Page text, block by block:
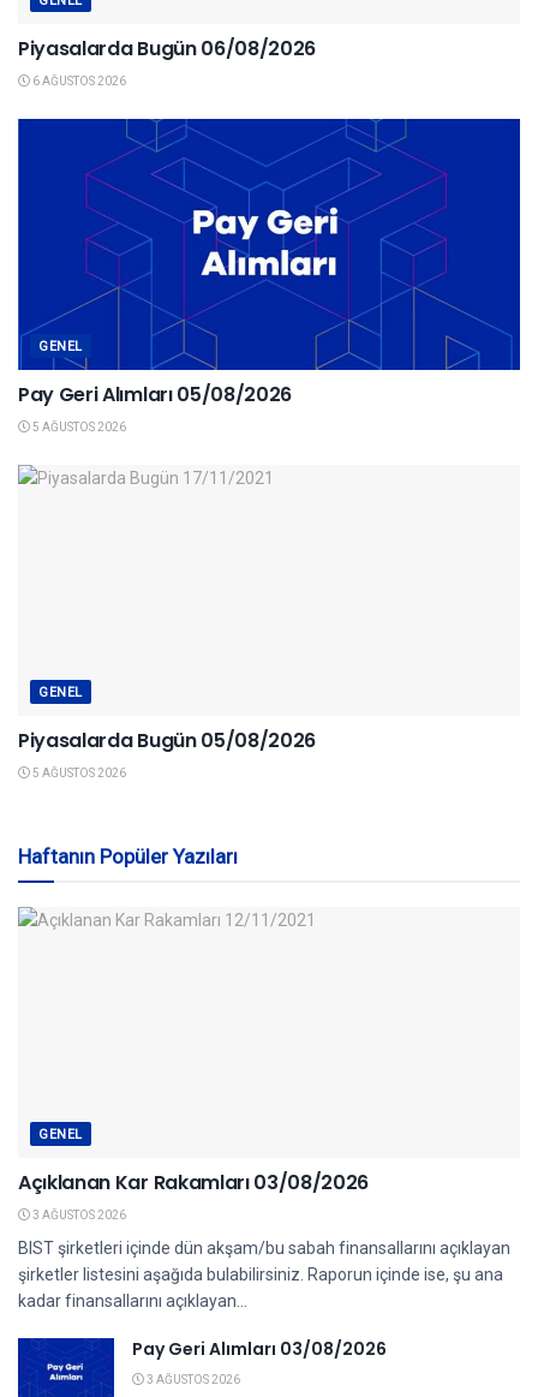
Piyasalarda Bugün 06/08/2026
6 AĞUSTOS 2026
GENEL
Pay Geri Alımları 05/08/2026
5 AĞUSTOS 2026
GENEL
Piyasalarda Bugün 05/08/2026
5 AĞUSTOS 2026
Haftanın Popüler Yazıları
GENEL
Açıklanan Kar Rakamları 03/08/2026
3 AĞUSTOS 2026
BIST şirketleri içinde dün akşam/bu sabah finansallarını açıklayan
şirketler listesini aşağıda bulabilirsiniz. Raporun içinde ise, şu ana
kadar finansallarını açıklayan...
Pay Geri Alımları 03/08/2026
3 AĞUSTOS 2026